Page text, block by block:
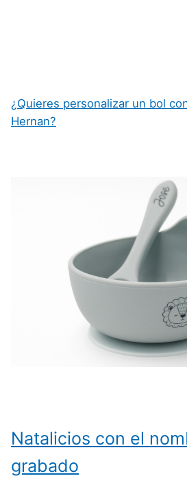
¿Quieres personalizar un bol
Hernan?
Natalicios con el
grabado